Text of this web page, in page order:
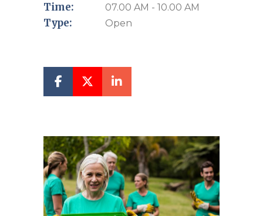
Time: 07.00 AM - 10.00 AM
Type: Open